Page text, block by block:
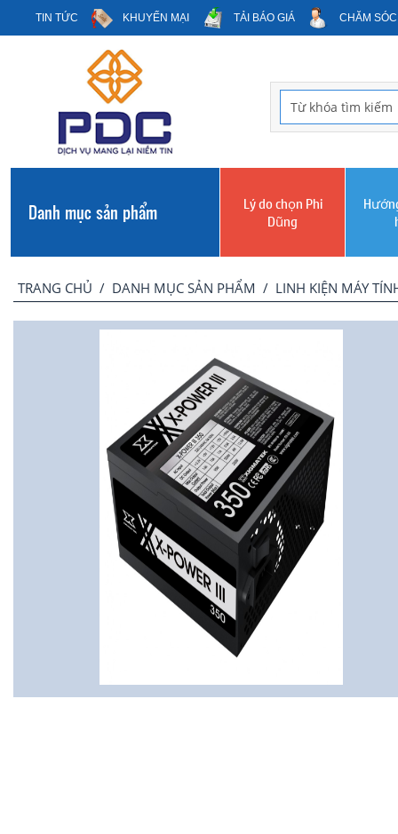
TIN TỨC KHUYẾN MẠI TẢI BÁO GIÁ CHĂM
Danh mục sản phẩm
Lý do chọn Phi
Dũng
TRANG CHỦ / DANH MỤC SẢN PHẨM / LINH KIỆN MÁY